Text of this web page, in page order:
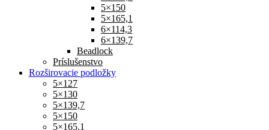
5×150
5×165,1
6×114,3
6×139,7
Beadlock
Príslušenstvo
Rozširovacie podložky
5×127
5×130
5×139,7
5×150
5×165,1